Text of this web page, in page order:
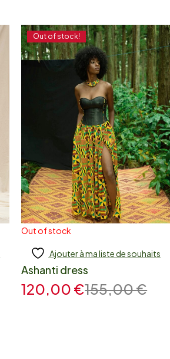
Out of stock!
Out of stock
Add to cart
Ajouter à ma liste de souhaits
Ashanti dress
155,00€
120,00 €